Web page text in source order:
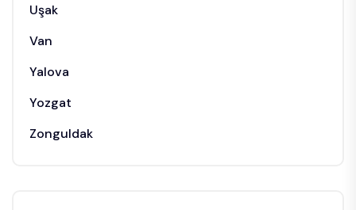
Uşak
Van
Yalova
Yozgat
Zonguldak